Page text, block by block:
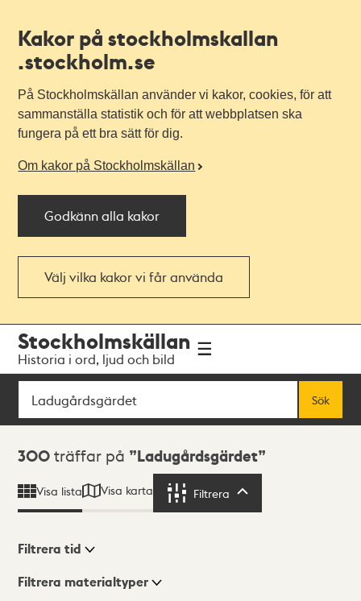
Kakor på stockholmskallan
.stockholm.se
På Stockholmskällan använder vi kakor, cookies, för att
sammanställa statistik och för att webbplatsen ska
fungera på ett bra sätt för dig.
Om kakor på Stockholmskällan
Godkänn alla kakor
Välj vilka kakor vi får använda
navigationen
huvudinnehållet
Stockholmskällan
Historia i ord, ljud och bild
Sök
Sök
Sökresultat
300 träffar på Ladugårdsgärdet
Visa lista Visa karta Filtrera
Visningsläge
Filtrera tid
Filtrera materialtyper